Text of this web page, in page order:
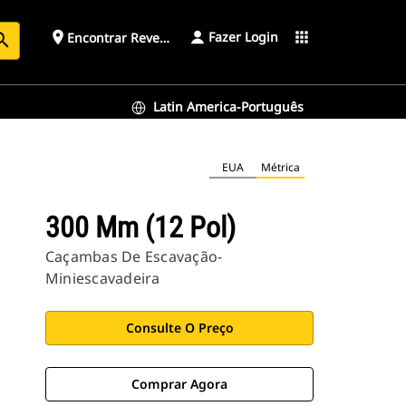
place Encontrar Revendedor Fazer Login apps
Latin America-Português
EUA Métrica
300 Mm (12 Pol)
Caçambas De Escavação-
Miniescavadeira
Consulte O Preço
Comprar Agora